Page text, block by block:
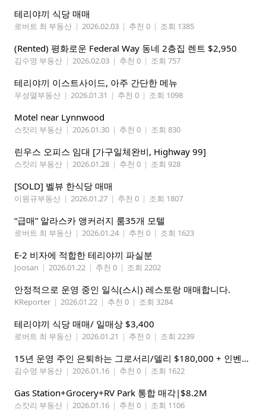
테리야끼 식당 매매
로버트 최 부동산 | 2026.02.03 | 추천 0 | 조회 1385
(Rented) 평화로운 Federal Way 동네 2층집 렌트 $2,950
김수영 부동산 | 2026.02.03 | 추천 0 | 조회 757
테리야끼 이스트사이드, 아주 간단한 메뉴
우성열부동산 | 2026.01.31 | 추천 0 | 조회 1098
Motel near Lynnwood
스캇리 부동산 | 2026.01.30 | 추천 0 | 조회 830
린우스 오피스 임대 [가구일체완비, Highway 99]
스캇리 부동산 | 2026.01.28 | 추천 0 | 조회 928
[SOLD] 벨뷰 한식당 매매
이원규부동산 | 2026.01.27 | 추천 0 | 조회 1807
“급매” 알라스카 앵커러지 룸35개 모텔
로버트 최 부동산 | 2026.01.24 | 추천 0 | 조회 1623
E-2 비자에 적합한 테리야끼 파실분
Joosan | 2026.01.22 | 추천 0 | 조회 2202
안정적으로 운영 중인 일식(스시) 레스토랑 매매합니다.
KReporter | 2026.01.22 | 추천 0 | 조회 3284
테리야끼 식당 매매/ 일매상 $3,400
로버트 최 부동산 | 2026.01.21 | 추천 0 | 조회 2239
15년 운영 주인 은퇴하는 그로서리/델리 $180,000 + 인벤토리 ( 약 7만불)
김수영 부동산 | 2026.01.16 | 추천 0 | 조회 1622
Gas Station+Grocery+RV Park 통합 매각|$8.2M
스캇리 부동산 | 2026.01.16 | 추천 0 | 조회 1106